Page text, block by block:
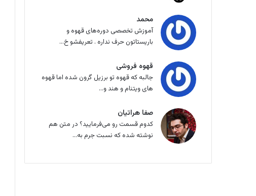
محمد
آموزش تخصصی دوره‌های قهوه و
باریستاتون حرف نداره . تعریفشو خ...
قهوه فروشی
جالبه که قهوه تو برزیل گرون شده اما قهوه
های ویتنام و هند و...
صفا هراتیان
کدوم قسمت رو می‌فرمایید؟ در متن هم
نوشته شده که نسبت جرم به...